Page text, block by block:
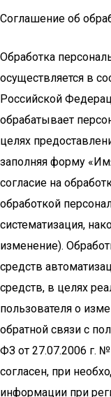
Соглашение об
Обработка
осуществляется в
Российской
обрабатывает
целях
заполняя форму
согласие на
обработкой
систематизация,
изменение).
средств
средств, в целях
пользователя о
обратной связи с
ФЗ от 27.07.2006 г.
согласен, при
информации при